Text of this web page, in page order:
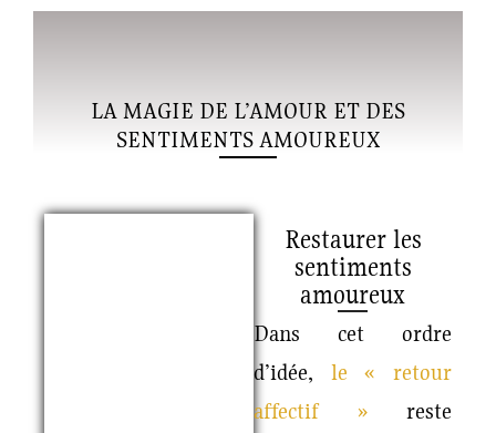
LA MAGIE DE L’AMOUR ET DES
SENTIMENTS AMOUREUX
Restaurer les
sentiments
amoureux
Dans cet ordre
d’idée, le « retour
affectif » reste